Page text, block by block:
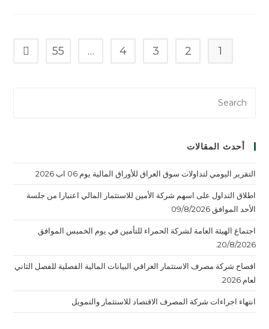
1
2
3
4
…
55
أحدث المقالات
التقرير اليومي لتداولات سوق العراق للأوراق المالية يوم 06 اب 2026
اطلاق التداول على اسهم شركة الأمين للاستثمار المالي اعتبارا من جلسة
الأحد الموافق 09/8/2026
اجتماع الهيئة العامة لشركة الحمراء للتأمين في يوم الخميس الموافق
20/8/2026.
افصاح شركة مصرف الاستثمار العراقي البيانات المالية الفصلية للفصل الثاني
لعام 2026
انتهاء اجراءات شركة المصرف الاقتصاد للاستثمار والتمويل